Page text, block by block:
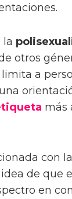
la
otros
a
más
con la
de que
en